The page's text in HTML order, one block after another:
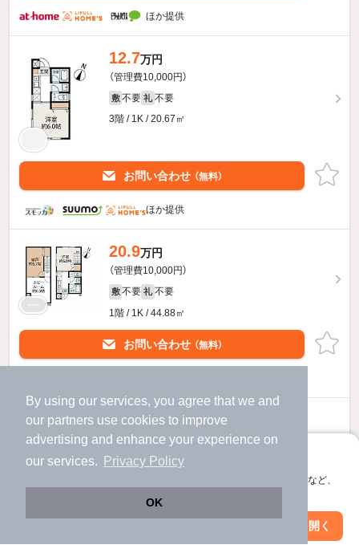
By using our services, you agree that we and
our partners use cookies to improve
advertising and enhance your experience on
our services.
Privacy Policy
OK
アプリに切り替えて、サクサクお部屋探し
会員登録なしですぐ使える。マップ検索やお気に入り保存など、
アプリを開く
ほか提供
12.7万円
（管理費10,000円）
敷 不要 礼 不要
3階 / 1K / 20.67㎡
お問い合わせ （無料）
ほか提供
20.9万円
（管理費10,000円）
敷 不要 礼 不要
1階 / 1K / 44.88㎡
お問い合わせ （無料）
12.6万円
（管理費10,000円）
敷 不要 礼 不要
絞り込み条件を変更